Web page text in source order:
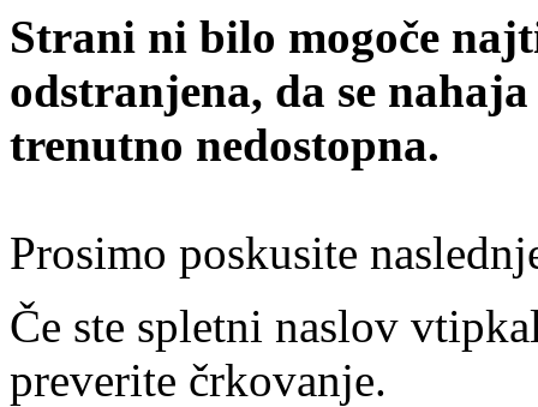
Strani ni bilo mogoče
odstranjena, da se
trenutno nedostopna.
Prosimo poskusite
Če ste spletni naslov
preverite črkovanje.